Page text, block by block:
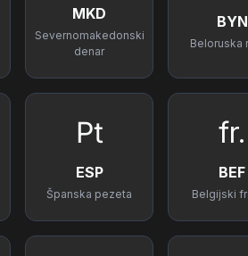
MKD
Severnomakedonski
denar
BYN
Beloruska
₧
ESP
Španska pezeta
fr.
BEF
Belgijski